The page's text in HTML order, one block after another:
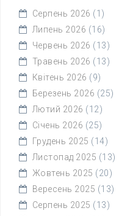
Серпень 2026 (1)
Липень 2026 (16)
Червень 2026 (13)
Травень 2026 (13)
Квітень 2026 (9)
Березень 2026 (25)
Лютий 2026 (12)
Січень 2026 (25)
Грудень 2025 (14)
Листопад 2025 (13)
Жовтень 2025 (20)
Вересень 2025 (13)
Серпень 2025 (13)